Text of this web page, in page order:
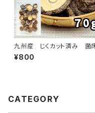
九州産 じくカット済み 菌
椎茸 70ｇ
¥800
CATEGORY